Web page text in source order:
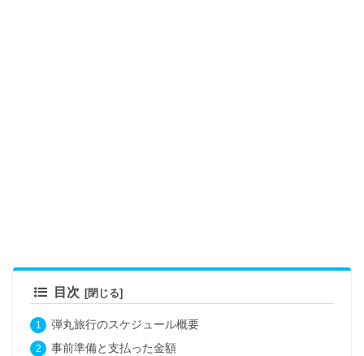
目次
弾丸旅行のスケジュール概要
事前準備と支払った金額